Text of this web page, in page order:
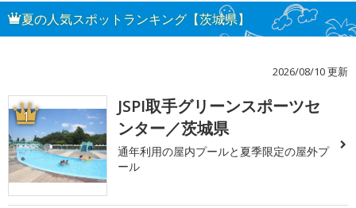
夏の人気スポットランキング【茨城県】
2026/08/10 更新
1
JSPI取手グリーンスポーツセ
ンター／茨城県
通年利用の屋内プールと夏季限定の屋外プ
ール